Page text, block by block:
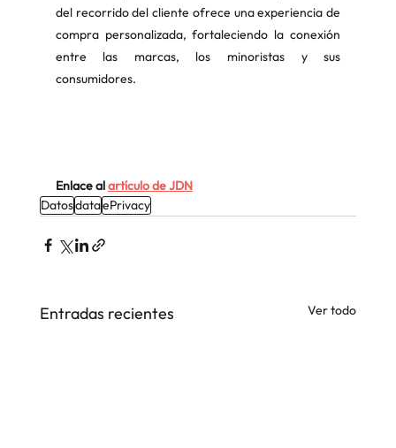
del recorrido del cliente ofrece una experiencia de
compra personalizada, fortaleciendo la conexión
entre las marcas, los minoristas y sus
consumidores.
Enlace alartículo de JDN
DatosdataePrivacy
Entradas recientes Ver todo